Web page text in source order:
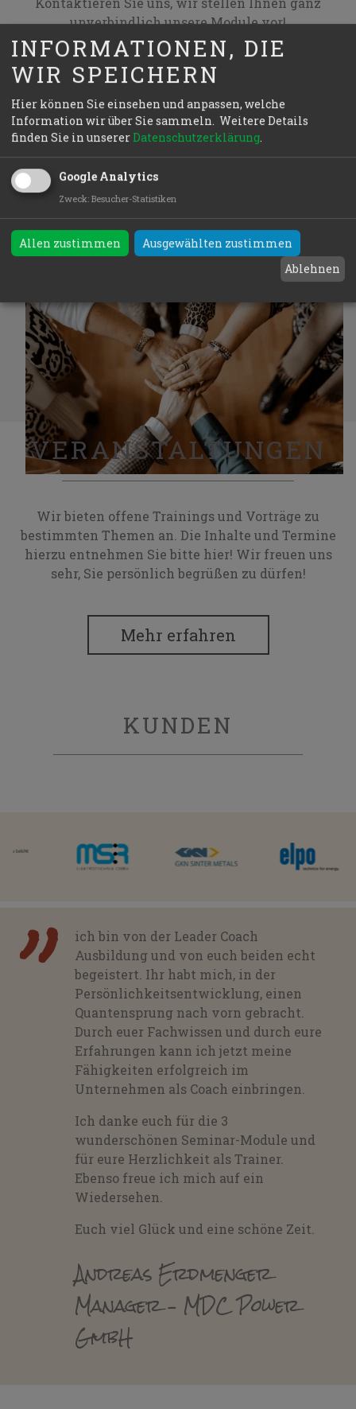
unverbindlich unsere Module vor!
Mehr erfahren
VERANSTALTUNGEN
Wir bieten offene Trainings und Vorträge zu
bestimmten Themen an. Die Inhalte und Termine
hierzu entnehmen Sie bitte hier! Wir freuen uns
sehr, Sie persönlich begrüßen zu dürfen!
Mehr erfahren
KUNDEN
ich bin von der Leader Coach
Ausbildung und von euch beiden echt
begeistert. Ihr habt mich, in der
Persönlichkeitsentwicklung, einen
Quantensprung nach vorn gebracht.
Durch euer Fachwissen und durch eure
Erfahrungen kann ich jetzt meine
Fähigkeiten erfolgreich im
Unternehmen als Coach einbringen.
Ich danke euch für die 3
wunderschönen Seminar-Module und
für eure Herzlichkeit als Trainer.
Ebenso freue ich mich auf ein
Wiedersehen.
Euch viel Glück und eine schöne Zeit.
Andreas Erdmenger
Manager – MDC Power
GmbH
INFORMATIONEN, DIE
WIR SPEICHERN
Hier können Sie einsehen und anpassen, welche
Information wir über Sie sammeln. Weitere Details
finden Sie in unsererDatenschutzerklärung.
Google Analytics
Zweck: Besucher-Statistiken
Allen zustimmen
Ausgewählten zustimmen
Ablehnen